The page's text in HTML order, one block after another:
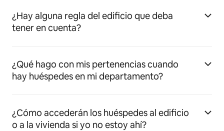
¿Hay alguna regla del edificio que deba
tener en cuenta?
¿Qué hago con mis pertenencias cuando
hay huéspedes en mi departamento?
¿Cómo accederán los huéspedes al edificio
o a la vivienda si yo no estoy ahí?